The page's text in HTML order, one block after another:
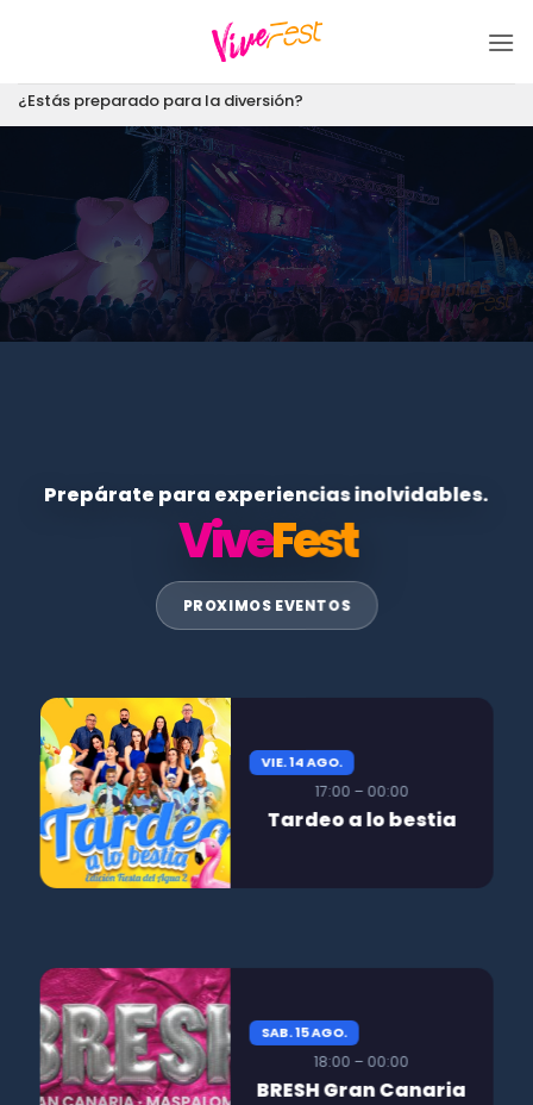
¿Estás preparado para la diversión?
Prepárate para experiencias inolvidables.
ViveFest
PROXIMOS EVENTOS
VIE. 14 AGO.
17:00 – 00:00
Tardeo a lo bestia
SAB. 15 AGO.
18:00 – 00:00
BRESH Gran Canaria